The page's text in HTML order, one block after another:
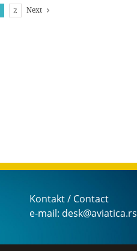
2 Next
Kontakt / Contact
e-mail: desk@aviatica.rs